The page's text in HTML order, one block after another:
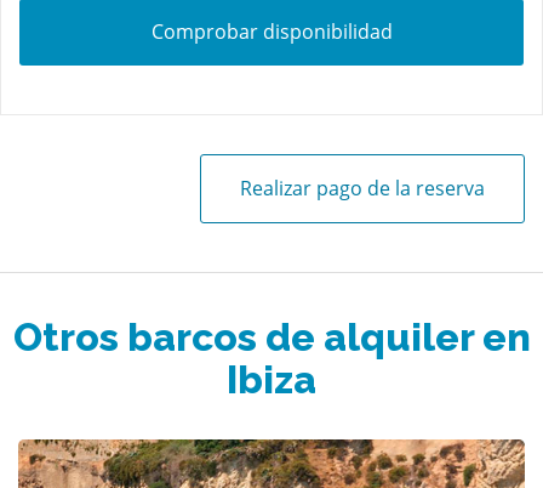
Comprobar disponibilidad
Realizar pago de la reserva
Otros barcos de alquiler en
Ibiza